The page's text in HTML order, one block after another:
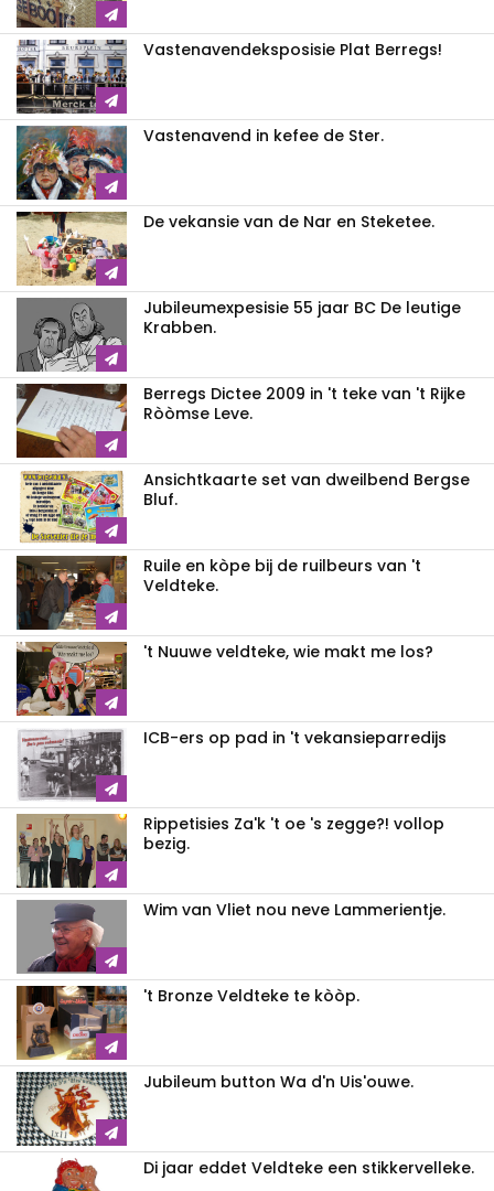
Vastenavendeksposisie Plat Berregs!
Vastenavend in kefee de Ster.
De vekansie van de Nar en Steketee.
Jubileumexpesisie 55 jaar BC De leutige
Krabben.
Berregs Dictee 2009 in 't teke van 't Rijke
Ròòmse Leve.
Ansichtkaarte set van dweilbend Bergse
Bluf.
Ruile en kòpe bij de ruilbeurs van 't
Veldteke.
't Nuuwe veldteke, wie makt me los?
ICB-ers op pad in 't vekansieparredijs
Rippetisies Za'k 't oe 's zegge?! vollop
bezig.
Wim van Vliet nou neve Lammerientje.
't Bronze Veldteke te kòòp.
Jubileum button Wa d'n Uis'ouwe.
Di jaar eddet Veldteke een stikkervelleke.